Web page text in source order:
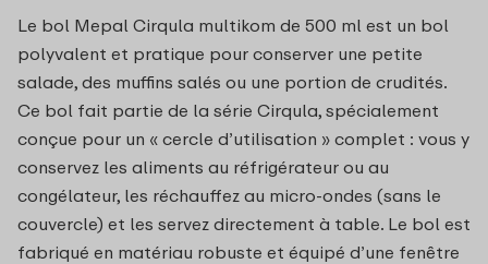
Le bol Mepal Cirqula multikom de 500 ml est un bol
polyvalent et pratique pour conserver une petite
salade, des muffins salés ou une portion de crudités.
Ce bol fait partie de la série Cirqula, spécialement
conçue pour un « cercle d’utilisation » complet : vous y
conservez les aliments au réfrigérateur ou au
congélateur, les réchauffez au micro-ondes (sans le
couvercle) et les servez directement à table. Le bol est
fabriqué en matériau robuste et équipé d’une fenêtre